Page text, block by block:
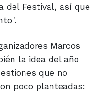
del Festival, así que
Marcos
la idea del año
que no
poco planteadas: